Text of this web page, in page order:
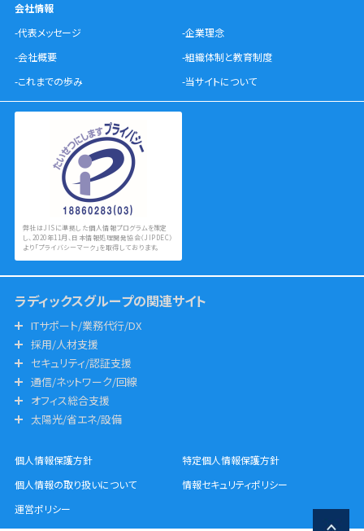
会社情報
-代表メッセージ
-企業理念
-会社概要
-組織体制と教育制度
-これまでの歩み
-当サイトについて
弊社はJISに準拠した個人情報プログラムを策定
し、2020年11月、日本情報処理開発協会（JIPDEC）
より「プライバシーマーク」を取得しております。
ラディックスグループの関連サイト
ITサポート/業務代行/DX
採用/人材支援
セキュリティ/認証支援
通信/ネットワーク/回線
オフィス総合支援
太陽光/省エネ/設備
個人情報保護方針
特定個人情報保護方針
個人情報の取り扱いについて
情報セキュリティポリシー
運営ポリシー